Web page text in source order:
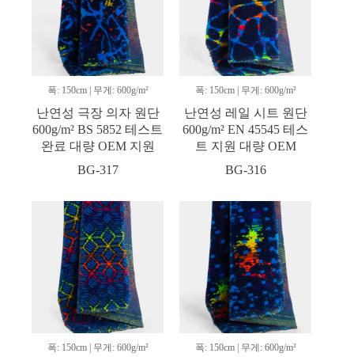
폭: 150cm | 무게: 600g/m²
난연성 극장 의자 원단
600g/m² BS 5852 테스트
완료 대량 OEM 지원
BG-317
폭: 150cm | 무게: 600g/m²
난연성 레일 시트 원단
600g/m² EN 45545 테스
트 지원 대량 OEM
BG-316
폭: 150cm | 무게: 600g/m² 폭: 150cm | 무게: 600g/m²